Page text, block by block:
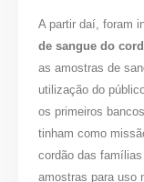
A partir daí, foram
de sangue do
as amostras de
utilização do
os primeiros
tinham como
cordão das
amostras para uso